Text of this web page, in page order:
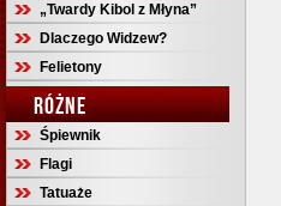
„Twardy Kibol z Młyna”
Dlaczego Widzew?
Felietony
RÓŻNE
Śpiewnik
Flagi
Tatuaże